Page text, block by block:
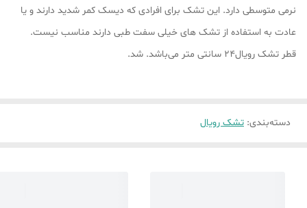
نرمی متوسطی دارد. این تشک برای افرادی که دیسک کمر شدید دارند و یا
عادت به استفاده از تشک های خیلی سفت طبی دارند مناسب نیست.
قطر تشک رویال24 سانتی متر می‌باشد. شد.
دسته‌بندی: تشک رویال